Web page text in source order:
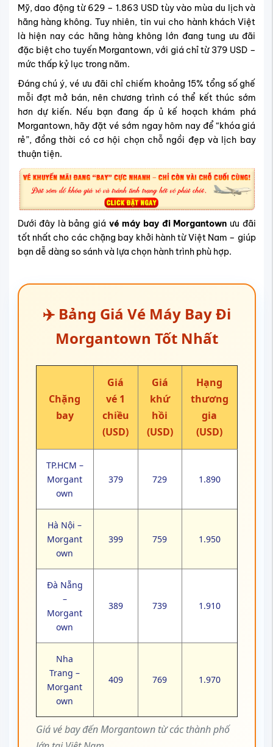
Mỹ, dao động từ 629 – 1.863 USD tùy vào mùa du lịch và
hãng hàng không. Tuy nhiên, tin vui cho hành khách Việt
là hiện nay các hãng hàng không lớn đang tung ưu đãi
đặc biệt cho tuyến Morgantown, với giá chỉ từ 379 USD –
mức thấp kỷ lục trong năm.
Đáng chú ý, vé ưu đãi chỉ chiếm khoảng 15% tổng số ghế
mỗi đợt mở bán, nên chương trình có thể kết thúc sớm
hơn dự kiến. Nếu bạn đang ấp ủ kế hoạch khám phá
Morgantown, hãy đặt vé sớm ngay hôm nay để “khóa giá
rẻ”, đồng thời có cơ hội chọn chỗ ngồi đẹp và lịch bay
thuận tiện.
Dưới đây là bảng giá vé máy bay đi Morgantown ưu đãi
tốt nhất cho các chặng bay khởi hành từ Việt Nam – giúp
bạn dễ dàng so sánh và lựa chọn hành trình phù hợp.
✈️ Bảng Giá Vé Máy Bay Đi
Morgantown Tốt Nhất
Giá vé bay đến Morgantown từ các thành phố
Chặng
bay
Giá
vé 1
chiều
(USD)
Giá
khứ
hồi
(USD)
Hạng
thương
gia
(USD)
TP.HCM –
Morgant
own
379 729 1.890
Hà Nội –
Morgant
own
399 759 1.950
Đà Nẵng
–
Morgant
own
389 739 1.910
Nha
Trang –
Morgant
own
409 769 1.970